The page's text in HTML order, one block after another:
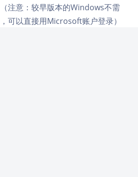
注意：较早版本的Windows不需
可以直接用Microsoft账户登录）